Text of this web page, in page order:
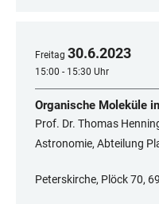
Freitag 30.6.2023
15:00 - 15:30 Uhr
Organische Moleküle
Prof. Dr. Thomas
Astronomie, Abteilung
Peterskirche, Plöck 70,